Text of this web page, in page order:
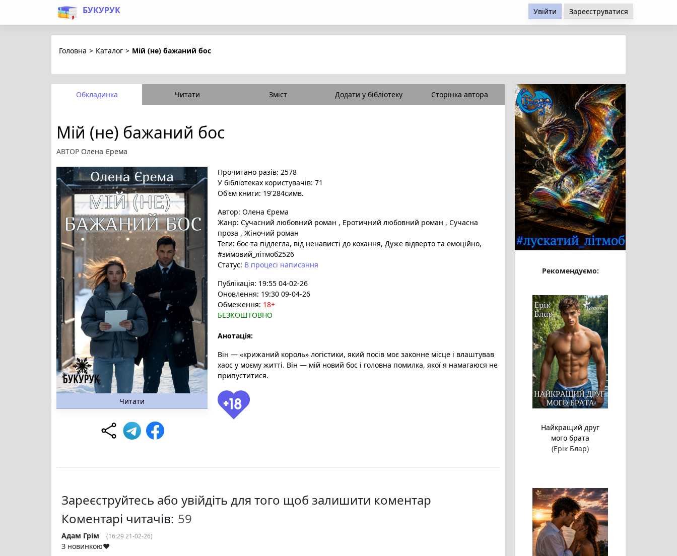
БУКУРУК Увійти Зареєструватися
Головна > Каталог > Мій (не) бажаний бос
Обкладинка Читати Зміст Додати у бібліотеку Сторінка автора
Мій (не) бажаний бос
АВТОР Олена Єрема
Читати
Прочитано разів: 2578
У бібліотеках користувачів: 71
Об'єм книги: 19'284симв.
Автор: Олена Єрема
Жанр: Сучасний любовний роман , Еротичний любовний роман , Сучасна
проза , Жіночий роман
Теги: бос та підлегла, від ненависті до кохання, Дуже відверто та емоційно,
#зимовий_літмоб2526
Статус: В процесі написання
Публікація: 19:55 04-02-26
Оновлення: 19:30 09-04-26
Обмеження: 18+
БЕЗКОШТОВНО
Анотація:
Він — «крижаний король» логістики, який посів моє законне місце і влаштував
хаос у моєму житті. Він — мій новий бос і головна помилка, якої я намагаюся не
припуститися.
Зареєструйтесь або увійдіть для того щоб залишити коментар
Коментарі читачів:
Адам Грім (16:29 21-02-26)
З новинкою❤️
Рекомендуємо:
Найкращий друг
мого брата
(Ерік Блар)